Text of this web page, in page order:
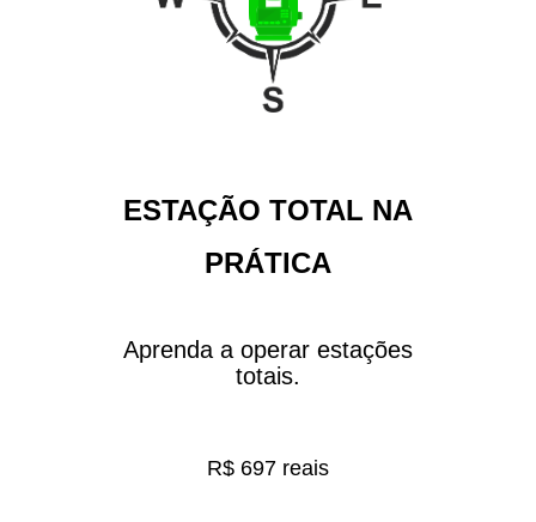
ESTAÇÃO TOTAL NA
PRÁTICA
Aprenda a operar estações
totais.
R$ 697 reais